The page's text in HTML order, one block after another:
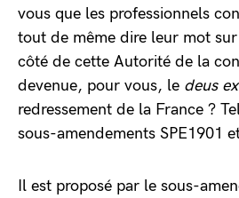
vous que les professionnels
tout de même dire leur mot
côté de cette Autorité de la
devenue, pour vous, le deus
redressement de la France ?
sous-amendements SPE1901
Il est proposé par le sous-